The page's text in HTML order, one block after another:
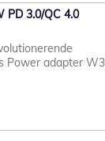
PD 3.0/QC 4.0
Power adapter